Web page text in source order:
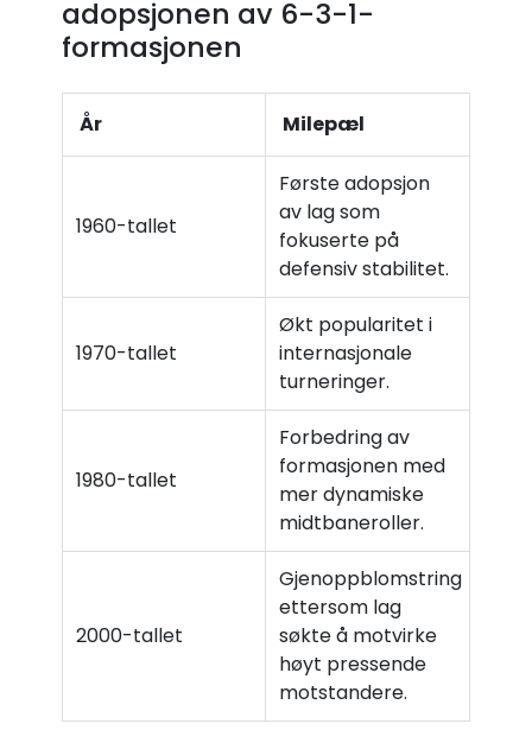
adopsjonen av 6-3-1-
formasjonen
År Milepæl
1960-tallet
Første adopsjon
av lag som
fokuserte på
defensiv stabilitet.
1970-tallet
Økt popularitet i
internasjonale
turneringer.
1980-tallet
Forbedring av
formasjonen med
mer dynamiske
midtbaneroller.
2000-tallet
Gjenoppblomstring
ettersom lag
søkte å motvirke
høyt pressende
motstandere.